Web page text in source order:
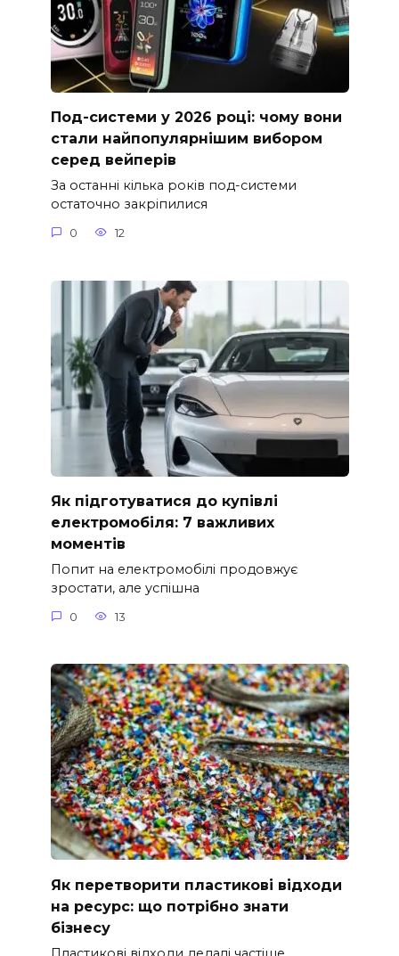
Под-системи у 2026 році: чому вони
стали найпопулярнішим вибором
серед вейперів
За останні кілька років под-системи
остаточно закріпилися
0 12
Як підготуватися до купівлі
електромобіля: 7 важливих
моментів
Попит на електромобілі продовжує
зростати, але успішна
0 13
Як перетворити пластикові відходи
на ресурс: що потрібно знати
бізнесу